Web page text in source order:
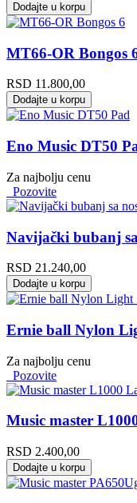
Dodajte u korpu
MT66-OR Bongos
RSD 11.800,00
Dodajte u korpu
Eno Music DT50
Za najbolju cenu
Pozovite
Navijački bubanj
RSD 21.240,00
Dodajte u korpu
Ernie ball Nylon
Za najbolju cenu
Pozovite
Music master
RSD 2.400,00
Dodajte u korpu